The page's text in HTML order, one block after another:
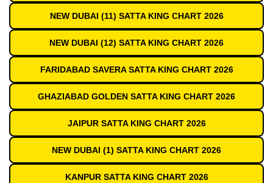
NEW DUBAI (11) SATTA KING CHART 2026
NEW DUBAI (12) SATTA KING CHART 2026
FARIDABAD SAVERA SATTA KING CHART 2026
GHAZIABAD GOLDEN SATTA KING CHART 2026
JAIPUR SATTA KING CHART 2026
NEW DUBAI (1) SATTA KING CHART 2026
KANPUR SATTA KING CHART 2026